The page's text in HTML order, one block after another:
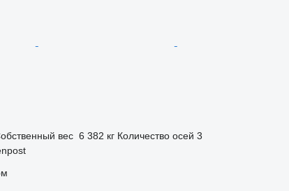
вес 6 382 кг Количество осей 3